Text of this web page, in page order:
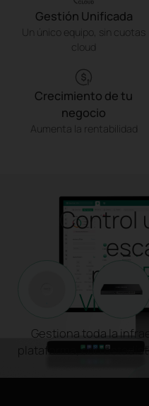
Gestión Unificada
Un único equipo, sin cuotas
cloud
Crecimiento de tu
negocio
Aumenta la rentabilidad
Control
para
Gestiona toda la
plataforma, con